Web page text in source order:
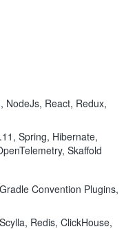
NodeJs, React, Redux,
Spring, Hibernate,
Skaffold
Convention Plugins,
Redis, ClickHouse,